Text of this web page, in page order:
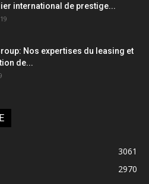
international de prestige...
Nos expertises du leasing et
de...
3061
2970